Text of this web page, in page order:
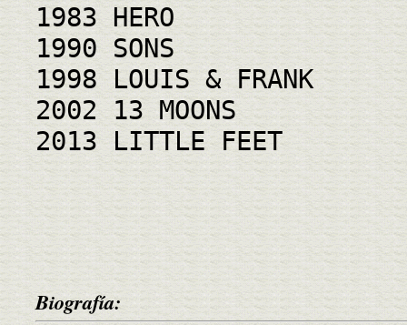
1983 HERO
1990 SONS
1998 LOUIS & FRANK
2002 13 MOONS
2013 LITTLE FEET
Biografía: